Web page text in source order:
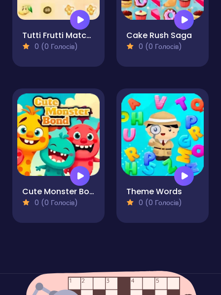
Tutti Frutti Match Game - Matching Puzzle
0 (0 Голосів)
Cake Rush Saga
0 (0 Голосів)
Cute Monster Bond
0 (0 Голосів)
Theme Words
0 (0 Голосів)